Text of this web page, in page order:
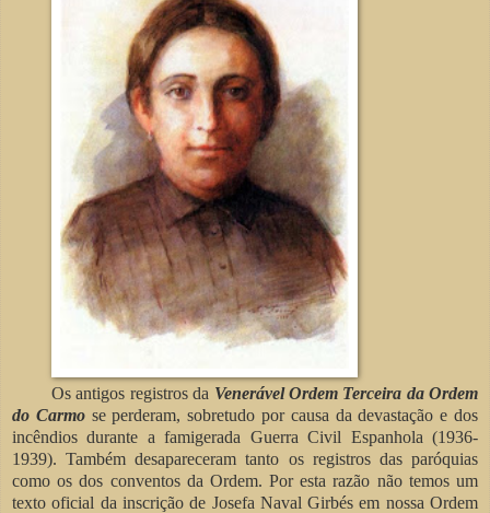
Os antigos registros da Venerável Ordem Terceira da Ordem
do Carmo se perderam, sobretudo por causa da devastação e dos
incêndios durante a famigerada Guerra Civil Espanhola (1936-
1939). Também desapareceram tanto os registros das paróquias
como os dos conventos da Ordem. Por esta razão não temos um
texto oficial da inscrição de Josefa Naval Girbésem nossa Ordem